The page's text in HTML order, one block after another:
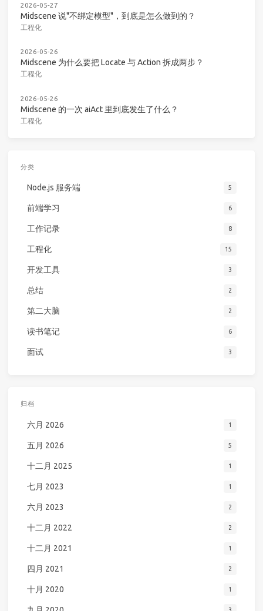
2026-05-27
Midscene 说"不绑定模型"，到底是怎么做到的？
工程化
2026-05-26
Midscene 为什么要把 Locate 与 Action 拆成两步？
工程化
2026-05-26
Midscene 的一次 aiAct 里到底发生了什么？
工程化
分类
Node.js 服务端 5
前端学习 6
工作记录 8
工程化 15
开发工具 3
总结 2
第二大脑 2
读书笔记 6
面试 3
归档
六月 2026 1
五月 2026 5
十二月 2025 1
七月 2023 1
六月 2023 2
十二月 2022 2
十二月 2021 1
四月 2021 2
十月 2020 1
3